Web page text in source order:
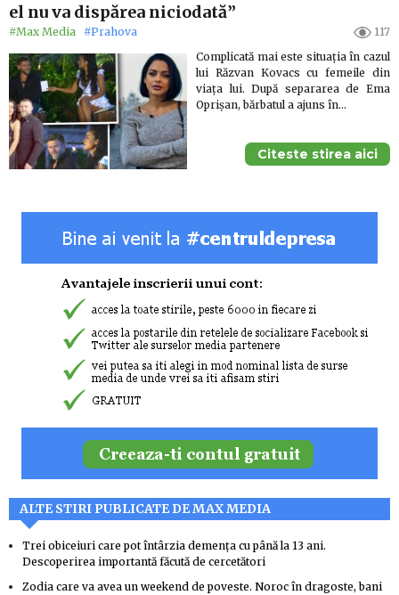
el nu va dispărea niciodată”
#Max Media #Prahova
117
Complicată mai este situația în cazul
lui Răzvan Kovacs cu femeile din
viața lui. După separarea de Ema
Oprișan, bărbatul a ajuns în…
Citeste stirea aici
ALTE STIRI PUBLICATE DE MAX MEDIA
Trei obiceiuri care pot întârzia demența cu până la 13 ani.
Descoperirea importantă făcută de cercetători
Zodia care va avea un weekend de poveste. Noroc în dragoste, bani